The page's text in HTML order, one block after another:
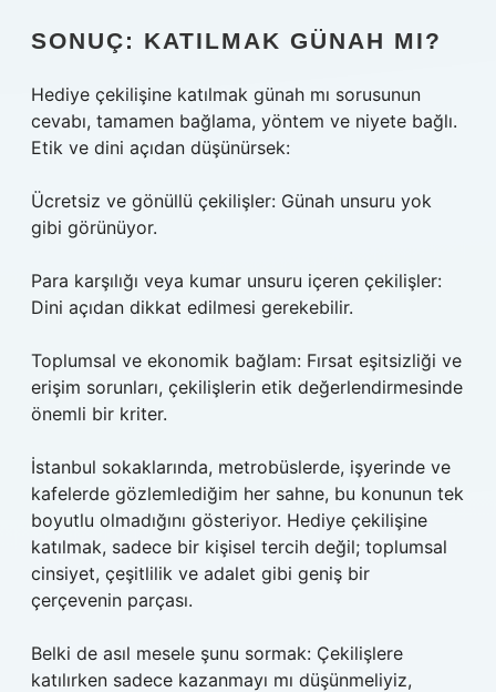
SONUÇ: KATILMAK GÜNAH MI?
Hediye çekilişine katılmak günah mı sorusunun
cevabı, tamamen bağlama, yöntem ve niyete bağlı.
Etik ve dini açıdan düşünürsek:
Ücretsiz ve gönüllü çekilişler: Günah unsuru yok
gibi görünüyor.
Para karşılığı veya kumar unsuru içeren çekilişler:
Dini açıdan dikkat edilmesi gerekebilir.
Toplumsal ve ekonomik bağlam: Fırsat eşitsizliği ve
erişim sorunları, çekilişlerin etik değerlendirmesinde
önemli bir kriter.
İstanbul sokaklarında, metrobüslerde, işyerinde ve
kafelerde gözlemlediğim her sahne, bu konunun tek
boyutlu olmadığını gösteriyor. Hediye çekilişine
katılmak, sadece bir kişisel tercih değil; toplumsal
cinsiyet, çeşitlilik ve adalet gibi geniş bir
çerçevenin parçası.
Belki de asıl mesele şunu sormak: Çekilişlere
katılırken sadece kazanmayı mı düşünmeliyiz,